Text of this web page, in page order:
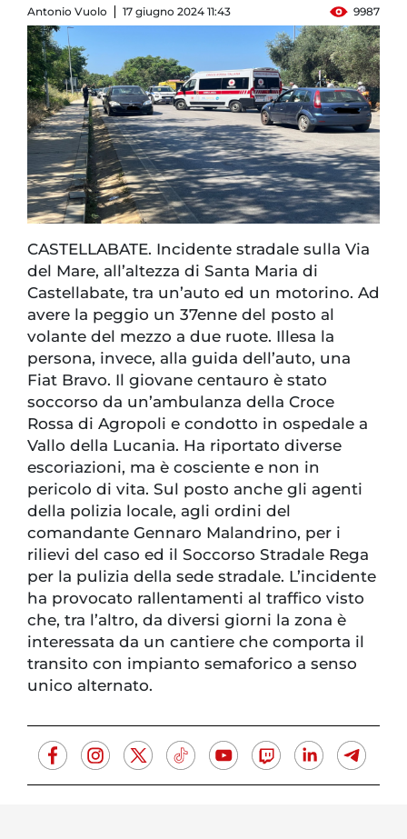
Antonio Vuolo 17 giugno 2024 11:43 9987
CASTELLABATE. Incidente stradale sulla Via
del Mare, all’altezza di Santa Maria di
Castellabate, tra un’auto ed un motorino. Ad
avere la peggio un 37enne del posto al
volante del mezzo a due ruote. Illesa la
persona, invece, alla guida dell’auto, una
Fiat Bravo. Il giovane centauro è stato
soccorso da un’ambulanza della Croce
Rossa di Agropoli e condotto in ospedale a
Vallo della Lucania. Ha riportato diverse
escoriazioni, ma è cosciente e non in
pericolo di vita. Sul posto anche gli agenti
della polizia locale, agli ordini del
comandante Gennaro Malandrino, per i
rilievi del caso ed il Soccorso Stradale Rega
per la pulizia della sede stradale. L’incidente
ha provocato rallentamenti al traffico visto
che, tra l’altro, da diversi giorni la zona è
interessata da un cantiere che comporta il
transito con impianto semaforico a senso
unico alternato.